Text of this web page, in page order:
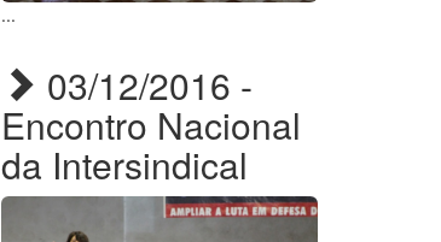
...
03/12/2016 -
Encontro Nacional
da Intersindical